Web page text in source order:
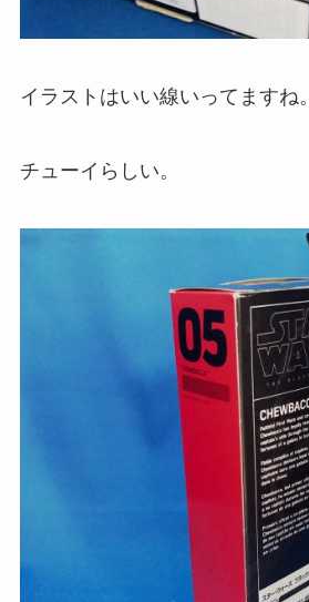
イラストはいい線いってますね。
チューイらしい。